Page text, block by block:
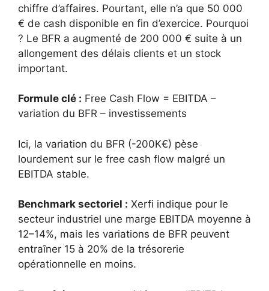
chiffre d’affaires. Pourtant, elle n’a que 50 000
€ de cash disponible en fin d’exercice. Pourquoi
? Le BFR a augmenté de 200 000 € suite à un
allongement des délais clients et un stock
important.
Formule clé : Free Cash Flow = EBITDA –
variation du BFR – investissements
Ici, la variation du BFR (-200K€) pèse
lourdement sur le free cash flow malgré un
EBITDA stable.
Benchmark sectoriel : Xerfi indique pour le
secteur industriel une marge EBITDA moyenne à
12–14%, mais les variations de BFR peuvent
entraîner 15 à 20% de la trésorerie
opérationnelle en moins.